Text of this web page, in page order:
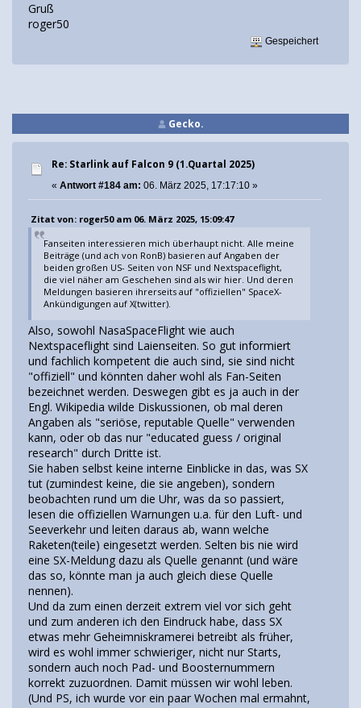
Gruß
roger50
Gespeichert
Gecko.
Re: Starlink auf Falcon 9 (1.Quartal 2025)
« Antwort #184 am: 06. März 2025, 17:17:10 »
Zitat von: roger50 am 06. März 2025, 15:09:47
Fanseiten interessieren mich überhaupt nicht. Alle meine
Beiträge (und ach von RonB) basieren auf Angaben der
beiden großen US- Seiten von NSF und Nextspaceflight,
die viel näher am Geschehen sind als wir hier. Und deren
Meldungen basieren ihrerseits auf "offiziellen" SpaceX-
Ankündigungen auf X(twitter).
Also, sowohl NasaSpaceFlight wie auch
Nextspaceflight sind Laienseiten. So gut informiert
und fachlich kompetent die auch sind, sie sind nicht
"offiziell" und könnten daher wohl als Fan-Seiten
bezeichnet werden. Deswegen gibt es ja auch in der
Engl. Wikipedia wilde Diskussionen, ob mal deren
Angaben als "seriöse, reputable Quelle" verwenden
kann, oder ob das nur "educated guess / original
research" durch Dritte ist.
Sie haben selbst keine interne Einblicke in das, was SX
tut (zumindest keine, die sie angeben), sondern
beobachten rund um die Uhr, was da so passiert,
lesen die offiziellen Warnungen u.a. für den Luft- und
Seeverkehr und leiten daraus ab, wann welche
Raketen(teile) eingesetzt werden. Selten bis nie wird
eine SX-Meldung dazu als Quelle genannt (und wäre
das so, könnte man ja auch gleich diese Quelle
nennen).
Und da zum einen derzeit extrem viel vor sich geht
und zum anderen ich den Eindruck habe, dass SX
etwas mehr Geheimniskramerei betreibt als früher,
wird es wohl immer schwieriger, nicht nur Starts,
sondern auch noch Pad- und Boosternummern
korrekt zuzuordnen. Damit müssen wir wohl leben.
(Und PS, ich wurde vor ein paar Wochen mal ermahnt,